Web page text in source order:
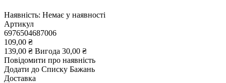
Наявність: Немає у наявності
Артикул
6976504687006
109,00 ₴
139,00 ₴ Вигода 30,00 ₴
Повідомити про наявність
Додати до Списку Бажань
Доставка